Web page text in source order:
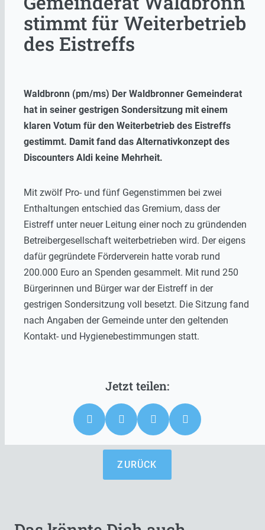
stimmt für Weiterbetrieb
des Eistreffs
Waldbronn (pm/ms) Der Waldbronner Gemeinderat
hat in seiner gestrigen Sondersitzung mit einem
klaren Votum für den Weiterbetrieb des Eistreffs
gestimmt. Damit fand das Alternativkonzept des
Discounters Aldi keine Mehrheit.
Mit zwölf Pro- und fünf Gegenstimmen bei zwei
Enthaltungen entschied das Gremium, dass der
Eistreff unter neuer Leitung einer noch zu gründenden
Betreibergesellschaft weiterbetrieben wird. Der eigens
dafür gegründete Förderverein hatte vorab rund
200.000 Euro an Spenden gesammelt. Mit rund 250
Bürgerinnen und Bürger war der Eistreff in der
gestrigen Sondersitzung voll besetzt. Die Sitzung fand
nach Angaben der Gemeinde unter den geltenden
Kontakt- und Hygienebestimmungen statt.
ZURÜCK